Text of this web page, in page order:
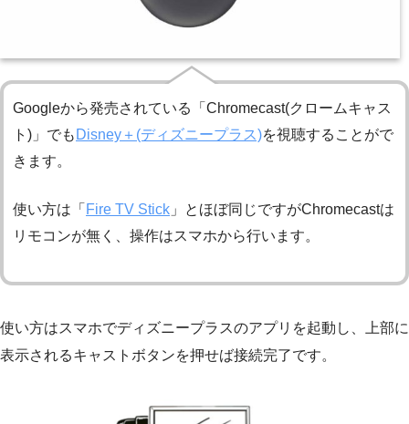
Googleから発売されている「Chromecast(クロームキャス
ト)」でも Disney＋(ディズニープラス)を視聴することがで
きます。
使い方は「 Fire TV Stick 」とほぼ同じですがChromecastは
リモコンが無く、操作はスマホから行います。
使い方はスマホでディズニープラスのアプリを起動し、上部に
表示されるキャストボタンを押せば接続完了です。